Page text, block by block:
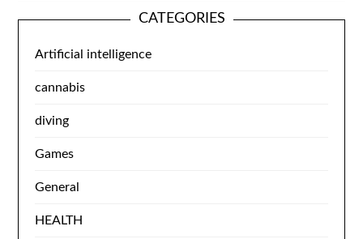
CATEGORIES
Artificial intelligence
cannabis
diving
Games
General
HEALTH